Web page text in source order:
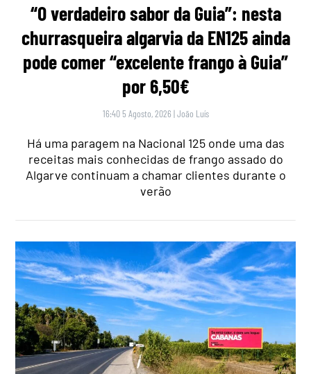
“O verdadeiro sabor da Guia”: nesta
churrasqueira algarvia da EN125 ainda
pode comer “excelente frango à Guia”
por 6,50€
16:40 5 Agosto, 2026 |João Luís
Há uma paragem na Nacional 125 onde uma das
receitas mais conhecidas de frango assado do
Algarve continuam a chamar clientes durante o
verão